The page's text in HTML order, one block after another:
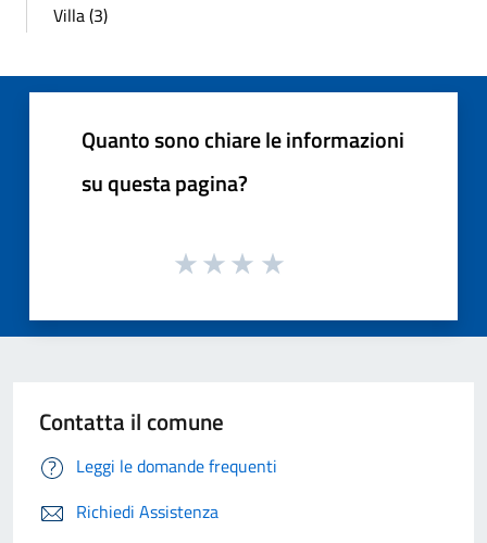
Villa (3)
Quanto sono chiare le informazioni
su questa pagina?
Contatta il comune
Leggi le domande frequenti
Richiedi Assistenza